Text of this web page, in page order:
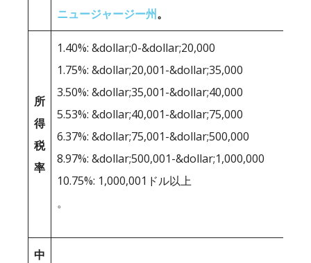
ニュージャージー州。
所
得
税
率
1.40%: &dollar;0-&dollar;20,000
1.75%: &dollar;20,001-&dollar;35,000
3.50%: &dollar;35,001-&dollar;40,000
5.53%: &dollar;40,001-&dollar;75,000
6.37%: &dollar;75,001-&dollar;500,000
8.97%: &dollar;500,001-&dollar;1,000,000
10.75%: 1,000,001ドル以上
。
中